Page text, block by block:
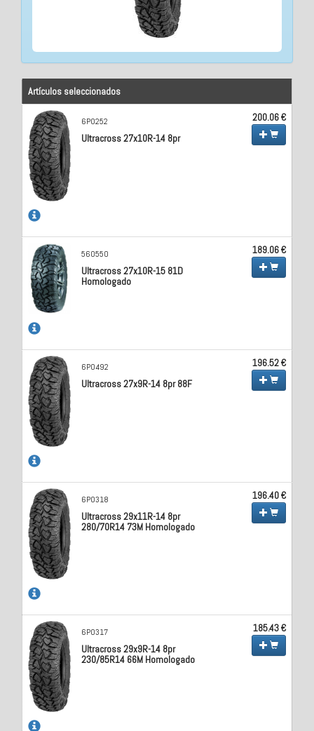
Artículos seleccionados
6P0252
Ultracross 27x10R-14 8pr
200.06 €
560550
Ultracross 27x10R-15 81D
Homologado
189.06 €
6P0492
Ultracross 27x9R-14 8pr 88F
196.52 €
6P0318
Ultracross 29x11R-14 8pr
280/70R14 73M Homologado
196.40 €
6P0317
Ultracross 29x9R-14 8pr
230/85R14 66M Homologado
185.43 €